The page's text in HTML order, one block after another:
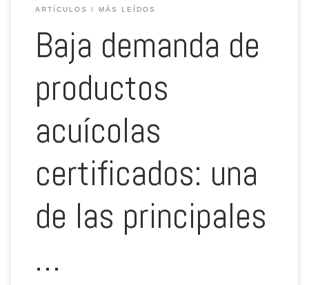
ARTÍCULOS MÁS LEÍDOS
Baja demanda de
productos
acuícolas
certificados: una
de las principales
…